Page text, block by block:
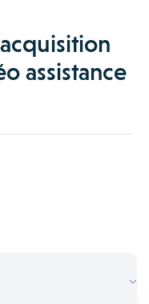
assistance